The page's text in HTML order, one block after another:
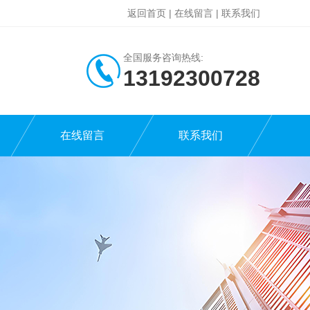
返回首页 | 在线留言 | 联系我们
全国服务咨询热线:
13192300728
在线留言 联系我们